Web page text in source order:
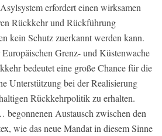
erfordert einen wirksamen
Rückkehr und Rückführung
kein Schutz zuerkannt werden kann.
Grenz- und Küstenwache
bedeutet eine große Chance für die
Unterstützung bei der Realisierung
Rückkehrpolitik zu erhalten.
Austausch zwischen den
wie das neue Mandat in diesem Sinne